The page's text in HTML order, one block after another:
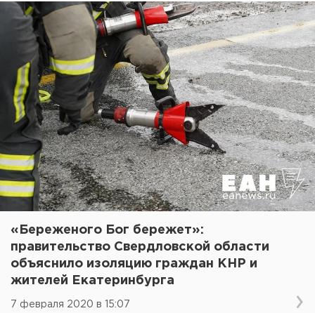
«Береженого Бог бережет»:
правительство Свердловской области
объяснило изоляцию граждан КНР и
жителей Екатеринбурга
7 февраля 2020 в 15:07